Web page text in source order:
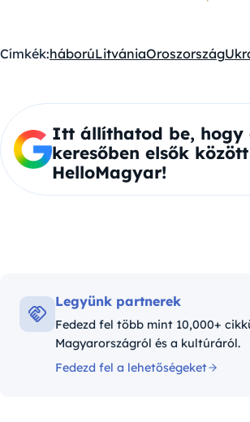
Címkék:háborúLitvániaOroszország
Itt állíthatod be, hogy
keresőben elsők
HelloMagyar!
Legyünk partnerek
Fedezd fel több mint 10,000+
Magyarországról és a kultúráról.
Fedezd fel a lehetőségeket